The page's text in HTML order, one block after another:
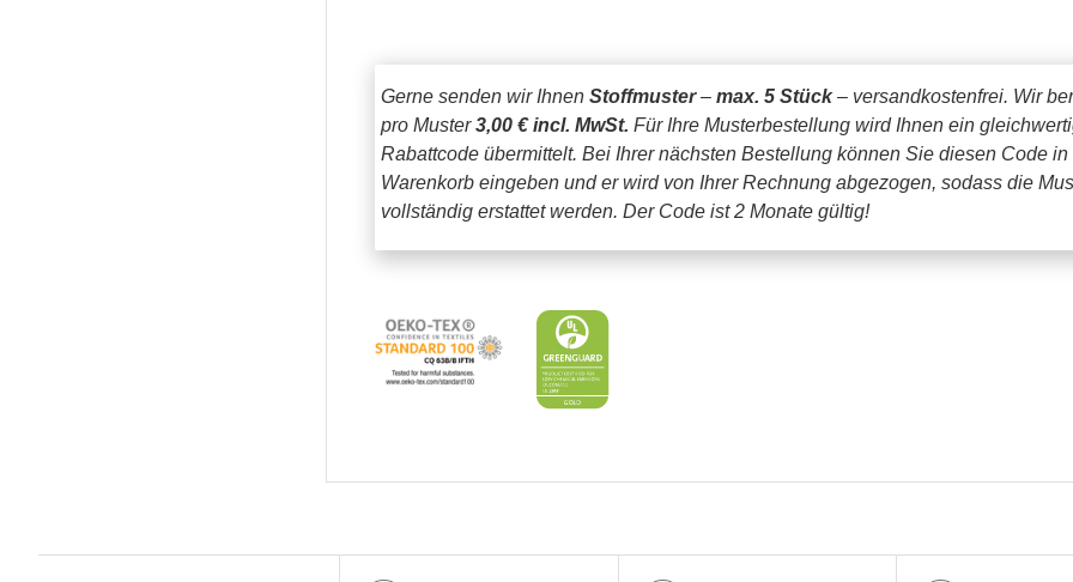
Gerne senden wir Ihnen Stoffmuster– max. 5 Stück– versandkostenfrei. Wir
pro Muster3,00 € incl. MwSt. Für Ihre Musterbestellung wird Ihnen ein
Rabattcode übermittelt. Bei Ihrer nächsten Bestellung können Sie diesen Code in
Warenkorb eingeben und er wird von Ihrer Rechnung abgezogen, sodass die
vollständig erstattet werden. Der Code ist 2 Monate gültig!